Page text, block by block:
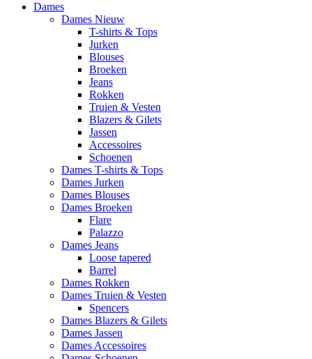
Dames
Dames Nieuw
T-shirts & Tops
Jurken
Blouses
Broeken
Jeans
Rokken
Truien & Vesten
Blazers & Gilets
Jassen
Accessoires
Schoenen
Dames T-shirts & Tops
Dames Jurken
Dames Blouses
Dames Broeken
Flare
Palazzo
Dames Jeans
Loose tapered
Barrel
Dames Rokken
Dames Truien & Vesten
Spencers
Dames Blazers & Gilets
Dames Jassen
Dames Accessoires